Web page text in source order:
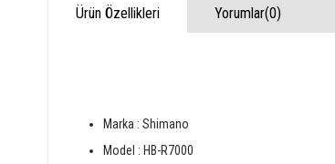
Ürün Özellikleri Yorumlar(0)
Marka : Shimano
Model : HB-R7000